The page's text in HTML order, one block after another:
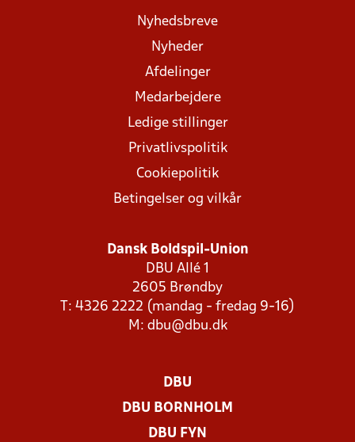
Nyhedsbreve
Nyheder
Afdelinger
Medarbejdere
Ledige stillinger
Privatlivspolitik
Cookiepolitik
Betingelser og vilkår
Dansk Boldspil-Union
DBU Allé 1
2605 Brøndby
T: 4326 2222 (mandag - fredag 9-16)
M: dbu@dbu.dk
DBU
DBU BORNHOLM
DBU FYN